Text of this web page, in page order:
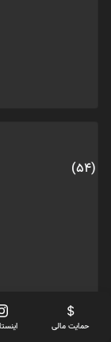
(54)
حمایت مالی